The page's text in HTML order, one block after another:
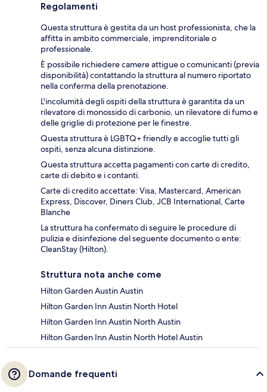
Regolamenti
Questa struttura è gestita da un host professionista, che la
affitta in ambito commerciale, imprenditoriale o
professionale.
È possibile richiedere camere attigue o comunicanti (previa
disponibilità) contattando la struttura al numero riportato
nella conferma della prenotazione.
L'incolumità degli ospiti della struttura è garantita da un
rilevatore di monossido di carbonio, un rilevatore di fumo e
delle griglie di protezione per le finestre.
Questa struttura è LGBTQ+ friendly e accoglie tutti gli
ospiti, senza alcuna distinzione.
Questa struttura accetta pagamenti con carte di credito,
carte di debito e i contanti.
Carte di credito accettate: Visa, Mastercard, American
Express, Discover, Diners Club, JCB International, Carte
Blanche
La struttura ha confermato di seguire le procedure di
pulizia e disinfezione del seguente documento o ente:
CleanStay (Hilton).
Struttura nota anche come
Hilton Garden Austin Austin
Hilton Garden Inn Austin North Hotel
Hilton Garden Inn Austin North Austin
Hilton Garden Inn Austin North Hotel Austin
Domande frequenti